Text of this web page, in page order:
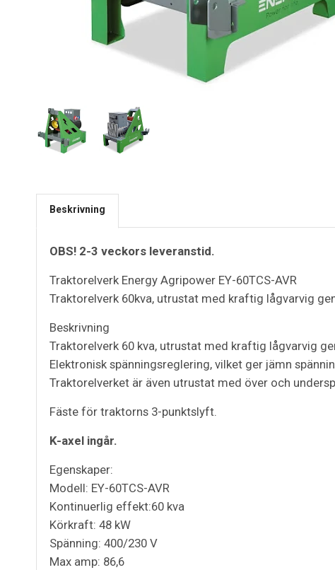
Beskrivning
OBS! 2-3 veckors leveranstid.
Traktorelverk Energy Agripower EY-60TCS-AVR
Traktorelverk 60kva, utrustat med kraftig lågvarvig
Beskrivning
Traktorelverk 60 kva, utrustat med kraftig lågvarvig
Elektronisk spänningsreglering, vilket ger jämn
Traktorelverket är även utrustat med över och
Fäste för traktorns 3-punktslyft.
K-axel ingår.
Egenskaper:
Modell: EY-60TCS-AVR
Kontinuerlig effekt:60 kva
Körkraft: 48 kW
Spänning: 400/230 V
Max amp: 86,6